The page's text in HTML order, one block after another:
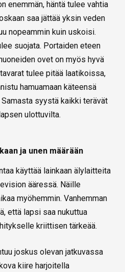
enemmän, häntä tulee vahtia
saa jättää yksin veden
nopeammin kuin uskoisi.
suojata. Portaiden eteen
ovet on myös hyvä
tulee pitää laatikoissa,
hamuamaan käteensä
syystä kaikki terävät
ulottuvilta.
ja unen määrään
käyttää lainkaan älylaitteita
ääressä. Näille
myöhemmin. Vanhemman
että lapsi saa nukuttua
kriittisen tärkeää.
joskus olevan jatkuvassa
kiire harjoitella